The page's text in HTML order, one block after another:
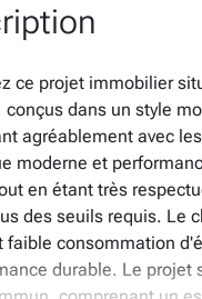
ce projet immobilier
conçus dans un style
agréablement avec
moderne et
en étant très
des seuils requis. Le
faible consommation
durable. Le projet